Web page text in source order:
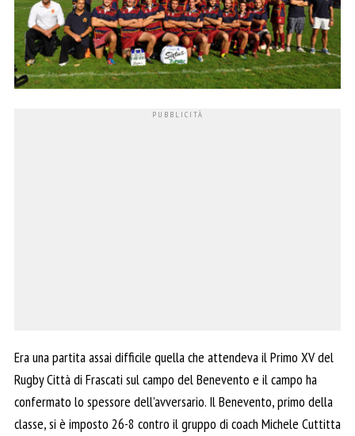
Era una partita assai difficile quella che attendeva il Primo XV del
Rugby Città di Frascati sul campo del Benevento e il campo ha
confermato lo spessore dell’avversario. Il Benevento, primo della
classe, si è imposto 26-8 contro il gruppo di coach Michele Cuttitta